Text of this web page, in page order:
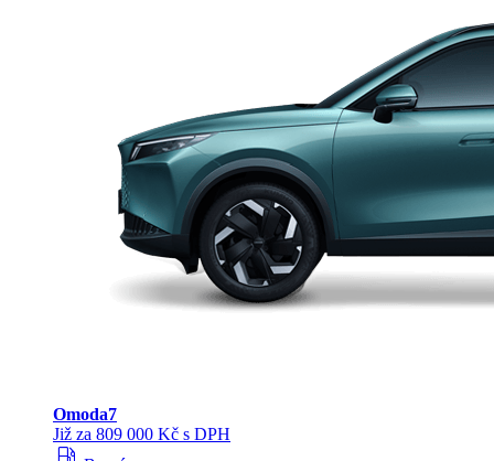
Omoda7
Již za 809 000 Kč s DPH